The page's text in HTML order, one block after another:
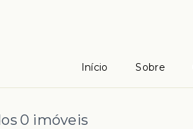
Início Sobre
0 imóveis